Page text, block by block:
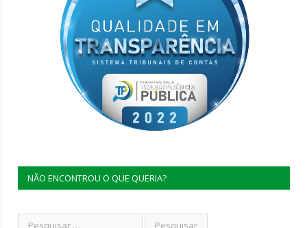
NÃO ENCONTROU O QUE QUERIA?